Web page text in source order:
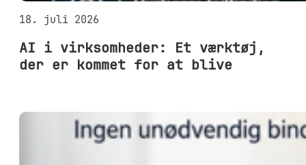
18. juli 2026
AI i virksomheder: Et værktøj,
der er kommet for at blive